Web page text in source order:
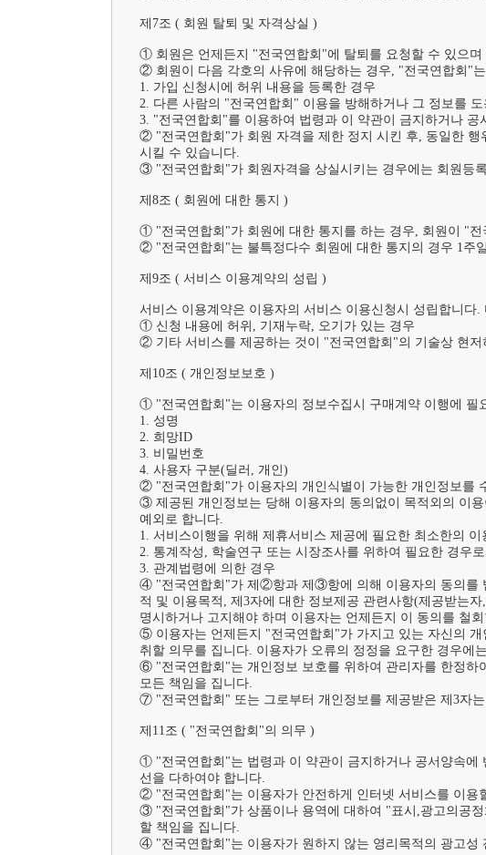
제7조 ( 회원 탈퇴 및 자격상실 )
① 회원은 언제든지 "전국연합회"에 탈퇴를 요청할 수 있으
② 회원이 다음 각호의 사유에 해당하는 경우, "전국연합회"
1. 가입 신청시에 허위 내용을 등록한 경우
2. 다른 사람의 "전국연합회" 이용을 방해하거나 그 정보를
3. "전국연합회"를 이용하여 법령과 이 약관이 금지하거나 공
② "전국연합회"가 회원 자격을 제한 정지 시킨 후, 동일한 행
시킬 수 있습니다.
③ "전국연합회"가 회원자격을 상실시키는 경우에는 회원등
제8조 ( 회원에 대한 통지 )
① "전국연합회"가 회원에 대한 통지를 하는 경우, 회원이 "
② "전국연합회"는 불특정다수 회원에 대한 통지의 경우 1주
제9조 ( 서비스 이용계약의 성립 )
서비스 이용계약은 이용자의 서비스 이용신청시 성립합니
① 신청 내용에 허위, 기재누락, 오기가 있는 경우
② 기타 서비스를 제공하는 것이 "전국연합회"의 기술상 현저
제10조 ( 개인정보보호 )
① "전국연합회"는 이용자의 정보수집시 구매계약 이행에 필
1. 성명
2. 희망ID
3. 비밀번호
4. 사용자 구분(딜러, 개인)
② "전국연합회"가 이용자의 개인식별이 가능한 개인정보를
③ 제공된 개인정보는 당해 이용자의 동의없이 목적외의 이
예외로 합니다.
1. 서비스이행을 위해 제휴서비스 제공에 필요한 최소한의
2. 통계작성, 학술연구 또는 시장조사를 위하여 필요한 경우
3. 관계법령에 의한 경우
④ "전국연합회"가 제②항과 제③항에 의해 이용자의 동의를
적 및 이용목적, 제3자에 대한 정보제공 관련사항(제공받는
명시하거나 고지해야 하며 이용자는 언제든지 이 동의를 철
⑤ 이용자는 언제든지 "전국연합회"가 가지고 있는 자신의
취할 의무를 집니다. 이용자가 오류의 정정을 요구한 경우
⑥ "전국연합회"는 개인정보 보호를 위하여 관리자를 한정하
모든 책임을 집니다.
⑦ "전국연합회" 또는 그로부터 개인정보를 제공받은 제3자
제11조 ( "전국연합회"의 의무 )
① "전국연합회"는 법령과 이 약관이 금지하거나 공서양속에
선을 다하여야 합니다.
② "전국연합회"는 이용자가 안전하게 인터넷 서비스를 이용
③ "전국연합회"가 상품이나 용역에 대하여 "표시,광고의공
할 책임을 집니다.
④ "전국연합회"는 이용자가 원하지 않는 영리목적의 광고성